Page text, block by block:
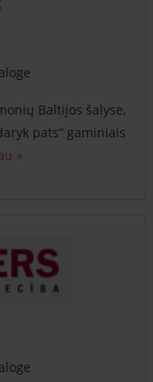
Baltijos šalyse,
pats“ gaminiais
»